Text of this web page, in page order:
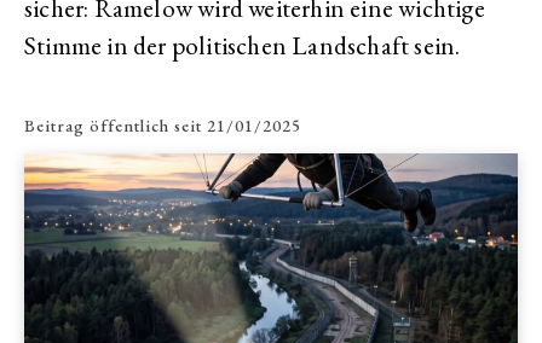
sicher: Ramelow wird weiterhin eine wichtige
Stimme in der politischen Landschaft sein.
Beitrag öffentlich seit 21/01/2025